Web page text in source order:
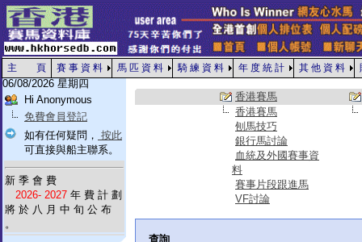
主 頁 賽 事 資 料 馬 匹 資 料 騎 練 資 料 年 度 統 計 其 他 資 料
06/08/2026 星期四
Hi Anonymous
免費會員登記
如有任何疑問， 按此
可直接與船主聯系。
新 季 會 費
2026- 2027 年 費 計 劃
將 於 八 月 中 旬 公 布
。
香港賽馬
香港賽馬
刨馬技巧
銀行馬討論
血統及外國賽事資
料
賽事片段跟進馬
VF討論
查詢